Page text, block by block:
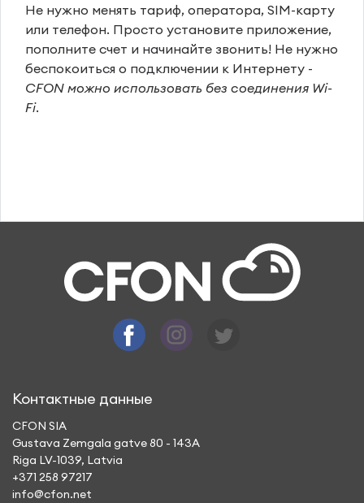
Не нужно менять тариф, оператора, SIM-карту
или телефон. Просто установите приложение,
пополните счет и начинайте звонить! Не нужно
беспокоиться о подключении к Интернету -
CFON можно использовать без соединения Wi-
Fi.
Контактные данные
CFON SIA
Gustava Zemgala gatve 80 - 143A
Riga LV-1039, Latvia
+371 258 97217
info@cfon.net